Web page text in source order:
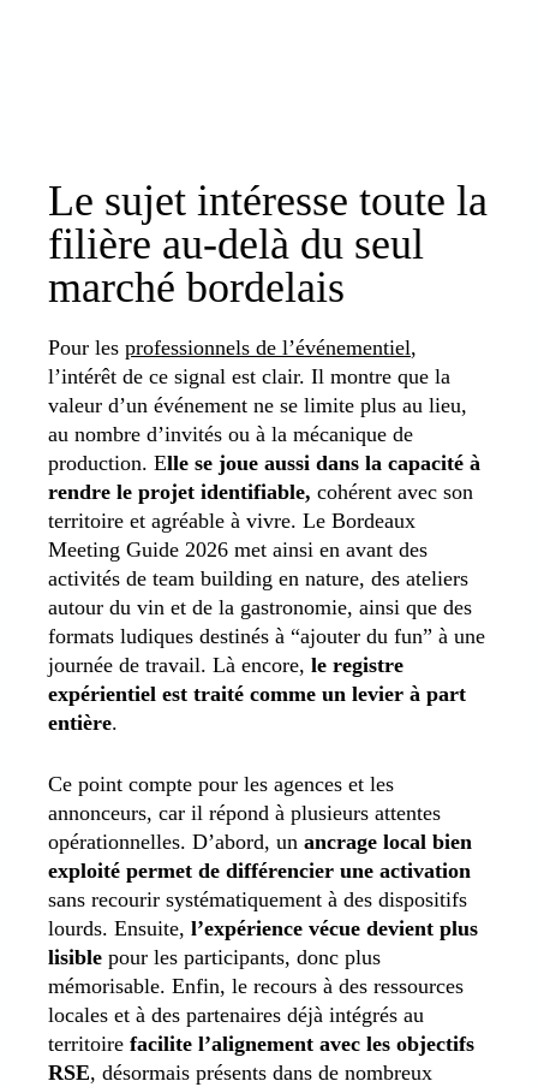
Le sujet intéresse toute la
filière au-delà du seul
marché bordelais
Pour les professionnels de l’événementiel,
l’intérêt de ce signal est clair. Il montre que la
valeur d’un événement ne se limite plus au lieu,
au nombre d’invités ou à la mécanique de
production. Elle se joue aussi dans la capacité à
rendre le projet identifiable, cohérent avec son
territoire et agréable à vivre. Le Bordeaux
Meeting Guide 2026 met ainsi en avant des
activités de team building en nature, des ateliers
autour du vin et de la gastronomie, ainsi que des
formats ludiques destinés à “ajouter du fun” à une
journée de travail. Là encore, le registre
expérientiel est traité comme un levier à part
entière.
Ce point compte pour les agences et les
annonceurs, car il répond à plusieurs attentes
opérationnelles. D’abord, un ancrage local bien
exploité permet de différencier une activation
sans recourir systématiquement à des dispositifs
lourds. Ensuite, l’expérience vécue devient plus
lisible pour les participants, donc plus
mémorisable. Enfin, le recours à des ressources
locales et à des partenaires déjà intégrés au
territoire facilite l’alignement avec les objectifs
RSE, désormais présents dans de nombreux